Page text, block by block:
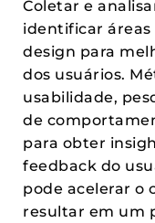
Coletar e
identificar
design para
dos usuários.
usabilidade,
de
para obter
feedback do
pode acelerar o
resultar em um